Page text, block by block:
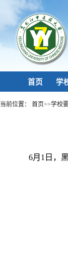
首页 学
当前位置： 首页>>学校
6月1日，